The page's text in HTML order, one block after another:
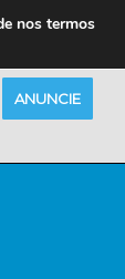
ANUNCIE
nos termos